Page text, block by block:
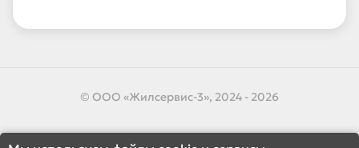
© ООО «Жилсервис-3», 2024 - 2026